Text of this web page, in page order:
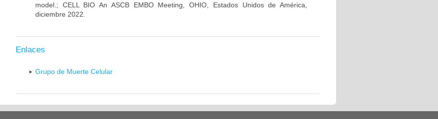
model.; CELL BIO An ASCB EMBO Meeting, OHIO, Estados Unidos de América,
diciembre 2022.
Enlaces
Grupo de Muerte Celular